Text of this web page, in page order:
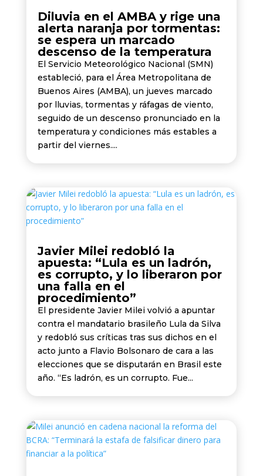
Diluvia en el AMBA y rige una
alerta naranja por tormentas:
se espera un marcado
descenso de la temperatura
El Servicio Meteorológico Nacional (SMN)
estableció, para el Área Metropolitana de
Buenos Aires (AMBA), un jueves marcado
por lluvias, tormentas y ráfagas de viento,
seguido de un descenso pronunciado en la
temperatura y condiciones más estables a
partir del viernes....
Javier Milei redobló la
apuesta: “Lula es un ladrón,
es corrupto, y lo liberaron por
una falla en el
procedimiento”
El presidente Javier Milei volvió a apuntar
contra el mandatario brasileño Lula da Silva
y redobló sus críticas tras sus dichos en el
acto junto a Flavio Bolsonaro de cara a las
elecciones que se disputarán en Brasil este
año. “Es ladrón, es un corrupto. Fue...